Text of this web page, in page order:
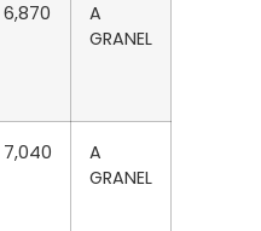
6,870
A
GRANEL
7,040
A
GRANEL